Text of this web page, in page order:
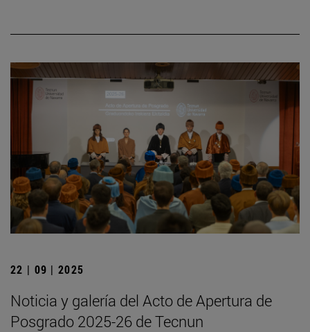
22 | 09 | 2025
Noticia y galería del Acto de Apertura de
Posgrado 2025-26 de Tecnun